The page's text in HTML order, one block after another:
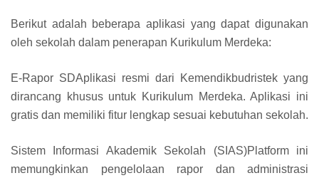
Berikut adalah beberapa aplikasi yang dapat digunakan
oleh sekolah dalam penerapan Kurikulum Merdeka:
E-Rapor SDAplikasi resmi dari Kemendikbudristek yang
dirancang khusus untuk Kurikulum Merdeka. Aplikasi ini
gratis dan memiliki fitur lengkap sesuai kebutuhan sekolah.
Sistem Informasi Akademik Sekolah (SIAS)Platform ini
memungkinkan pengelolaan rapor dan administrasi